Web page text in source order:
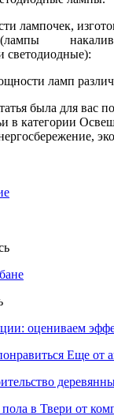
лампочек,
светодиодные):
была для вас
в категории
оцениваем
Еще от
в Твери от